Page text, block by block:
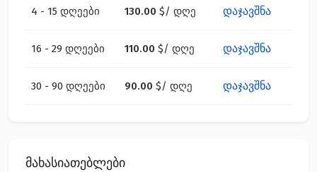
4 - 15 დღეები 130.00 $/ დღე დაჯავშნა
16 - 29 დღეები 110.00 $/ დღე დაჯავშნა
30 - 90 დღეები 90.00 $/ დღე დაჯავშნა
მახასიათებლები